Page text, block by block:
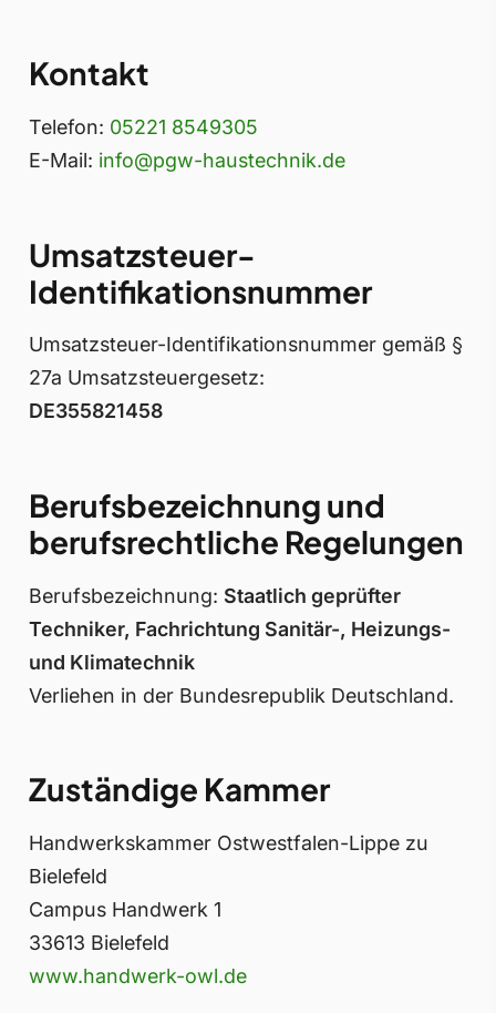
Kontakt
Telefon: 05221 8549305
E-Mail: info@pgw-haustechnik.de
Umsatzsteuer-
Identifikationsnummer
Umsatzsteuer-Identifikationsnummer gemäß §
27a Umsatzsteuergesetz:
DE355821458
Berufsbezeichnung und
berufsrechtliche Regelungen
Berufsbezeichnung: Staatlich geprüfter
Techniker, Fachrichtung Sanitär-, Heizungs-
und Klimatechnik
Verliehen in der Bundesrepublik Deutschland.
Zuständige Kammer
Handwerkskammer Ostwestfalen-Lippe zu
Bielefeld
Campus Handwerk 1
33613 Bielefeld
www.handwerk-owl.de